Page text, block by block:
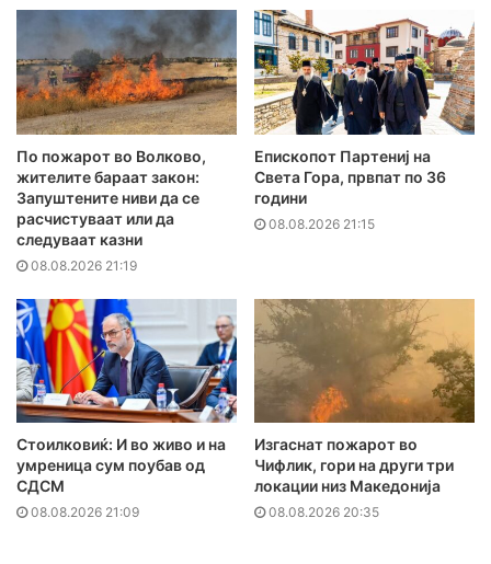
По пожарот во Волково,
жителите бараат закон:
Запуштените ниви да се
расчистуваат или да
следуваат казни
08.08.2026 21:19
Епископот Партениј на
Света Гора, првпат по 36
години
08.08.2026 21:15
Стоилковиќ: И во живо и на
умреница сум поубав од
СДСМ
08.08.2026 21:09
Изгаснат пожарот во
Чифлик, гори на други три
локации низ Македонија
08.08.2026 20:35